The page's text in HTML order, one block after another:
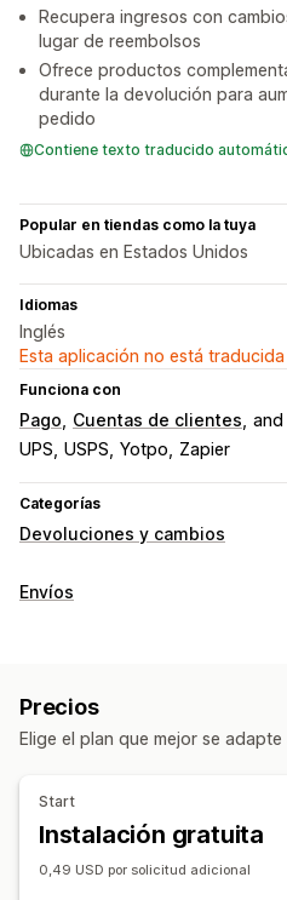
Recupera ingresos con
lugar de reembolsos
Ofrece productos
durante la devolución para
pedido
Contiene texto traducido
Popular en tiendas como la tuya
Ubicadas en Estados Unidos
Idiomas
Inglés
Esta aplicación no está traducida
Funciona con
Pago Cuentas de clientes and
UPS USPS Yotpo Zapier
Categorías
Devoluciones y cambios
Opciones de devolución
Devoluciones de regalos
Aprobaciones automatizadas
Políticas personalizadas
Envíos
Documentos aduaneros
Escaneo de códigos de barras
Tarifas de envío
Sincronización de pedidos
Precios
Elige el plan que mejor se
Start
Instalación gratuita
0,49 USD por solicitud adicional